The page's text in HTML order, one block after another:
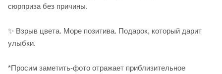
сюрприза без причины.
✨ Взрыв цвета. Море позитива. Подарок, который дарит
улыбки.
*Просим заметить-фото отражает приблизительное